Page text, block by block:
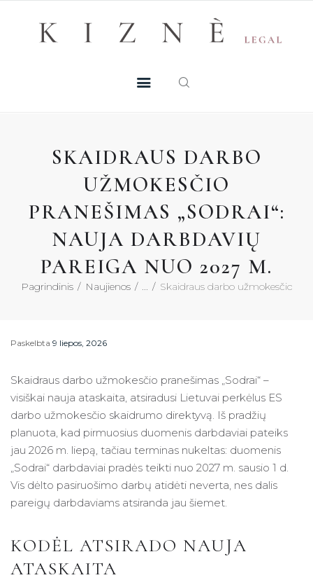
SKAIDRAUS DARBO
UŽMOKESČIO
PRANEŠIMAS „SODRAI“:
NAUJA DARBDAVIŲ
PAREIGA NUO 2027 M.
Pagrindinis Naujienos Skaidraus darbo užmokesčio
MŪSŲ TALENTAI
KONTAKTAI
KONSULTACIJA
Paskelbta 9 liepos, 2026
Skaidraus darbo užmokesčio pranešimas „Sodrai“ –
visiškai nauja ataskaita, atsiradusi Lietuvai perkėlus ES
darbo užmokesčio skaidrumo direktyvą. Iš pradžių
planuota, kad pirmuosius duomenis darbdaviai pateiks
jau 2026 m. liepą, tačiau terminas nukeltas: duomenis
„Sodrai“ darbdaviai pradės teikti nuo 2027 m. sausio 1 d.
Vis dėlto pasiruošimo darbų atidėti neverta, nes dalis
pareigų darbdaviams atsiranda jau šiemet.
KODĖL ATSIRADO NAUJA
ATASKAITA
Registruotis konsultacijai